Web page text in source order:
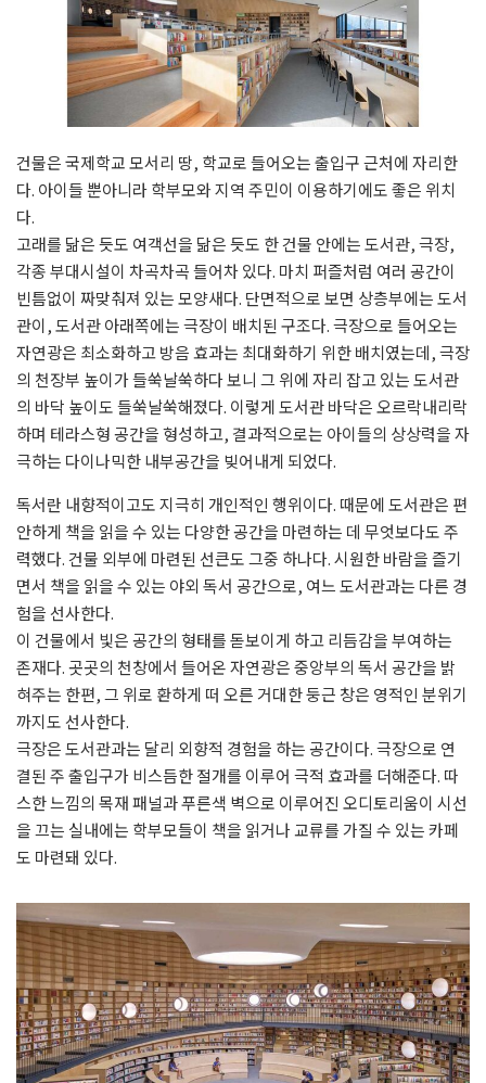
건물은 국제학교 모서리 땅, 학교로 들어오는 출입구 근처에 자리한
다. 아이들 뿐아니라 학부모와 지역 주민이 이용하기에도 좋은 위치
다.
고래를 닮은 듯도 여객선을 닮은 듯도 한 건물 안에는 도서관, 극장,
각종 부대시설이 차곡차곡 들어차 있다. 마치 퍼즐처럼 여러 공간이
빈틈없이 짜맞춰져 있는 모양새다. 단면적으로 보면 상층부에는 도서
관이, 도서관 아래쪽에는 극장이 배치된 구조다. 극장으로 들어오는
자연광은 최소화하고 방음 효과는 최대화하기 위한 배치였는데, 극장
의 천장부 높이가 들쑥날쑥하다 보니 그 위에 자리 잡고 있는 도서관
의 바닥 높이도 들쑥날쑥해졌다. 이렇게 도서관 바닥은 오르락내리락
하며 테라스형 공간을 형성하고, 결과적으로는 아이들의 상상력을 자
극하는 다이나믹한 내부공간을 빚어내게 되었다.
독서란 내향적이고도 지극히 개인적인 행위이다. 때문에 도서관은 편
안하게 책을 읽을 수 있는 다양한 공간을 마련하는 데 무엇보다도 주
력했다. 건물 외부에 마련된 선큰도 그중 하나다. 시원한 바람을 즐기
면서 책을 읽을 수 있는 야외 독서 공간으로, 여느 도서관과는 다른 경
험을 선사한다.
이 건물에서 빛은 공간의 형태를 돋보이게 하고 리듬감을 부여하는
존재다. 곳곳의 천창에서 들어온 자연광은 중앙부의 독서 공간을 밝
혀주는 한편, 그 위로 환하게 떠 오른 거대한 둥근 창은 영적인 분위기
까지도 선사한다.
극장은 도서관과는 달리 외향적 경험을 하는 공간이다. 극장으로 연
결된 주 출입구가 비스듬한 절개를 이루어 극적 효과를 더해준다. 따
스한 느낌의 목재 패널과 푸른색 벽으로 이루어진 오디토리움이 시선
을 끄는 실내에는 학부모들이 책을 읽거나 교류를 가질 수 있는 카페
도 마련돼 있다.